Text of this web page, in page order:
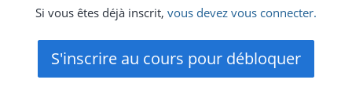
Si vous êtes déjà inscrit, vous devez vous connecter.
S'inscrire au cours pour débloquer